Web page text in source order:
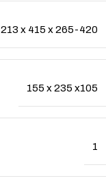
213 x 415 x 265-420
155 x 235 x105
1